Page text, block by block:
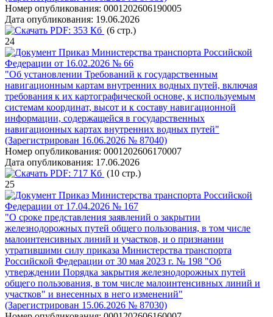
Номер опубликования: 0001202606190005
Дата опубликования: 19.06.2026
PDF: 353 Кб (6 стр.)
24
Приказ Министерства транспорта Российской
Федерации от 16.02.2026 № 66
"Об установлении Требований к государственным
навигационным картам внутренних водных путей, включая
требования к их картографической основе, к используемым
системам координат, высот и к составу навигационной
информации, содержащейся в государственных
навигационных картах внутренних водных путей"
(Зарегистрирован 16.06.2026 № 87040)
Номер опубликования: 0001202606170007
Дата опубликования: 17.06.2026
PDF: 717 Кб (10 стр.)
25
Приказ Министерства транспорта Российской
Федерации от 17.04.2026 № 167
"О сроке представления заявлений о закрытии
железнодорожных путей общего пользования, в том числе
малоинтенсивных линий и участков, и о признании
утратившими силу приказа Министерства транспорта
Российской Федерации от 30 мая 2023 г. № 198 "Об
утверждении Порядка закрытия железнодорожных путей
общего пользования, в том числе малоинтенсивных линий и
участков" и внесенных в него изменений"
(Зарегистрирован 15.06.2026 № 87030)